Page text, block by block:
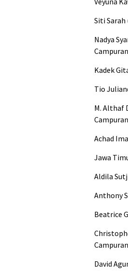
Siti Sarah
Nadya
Campuran
Kadek
Tio
M. Althaf
Campuran
Achad
Jawa
Aldila
Anthony
Beatrice
Campuran
David